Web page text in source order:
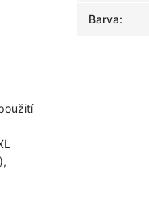
Barva: